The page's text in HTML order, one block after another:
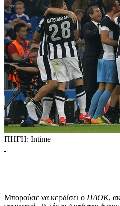
ΠΗΓΗ: Intime
Μπορούσε να κερδίσει ο ΠΑΟΚ,